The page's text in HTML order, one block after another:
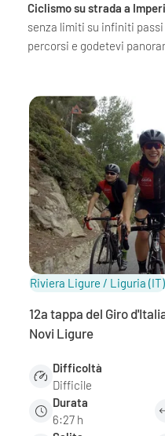
Ciclismo su strada a
senza limiti su infiniti
percorsi e godetevi
Riviera Ligure / Liguria (IT)
12a tappa del Giro
Novi Ligure
Difficoltà
Difficile
Durata
6:27 h